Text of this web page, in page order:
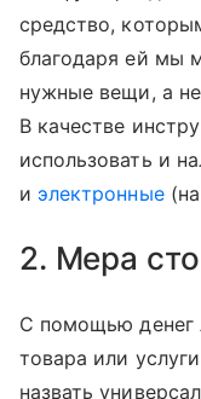
средство,
благодаря ей мы
нужные вещи, а
В качестве
использовать и
и электронные
2. Мера
С помощью денег
товара или
назвать